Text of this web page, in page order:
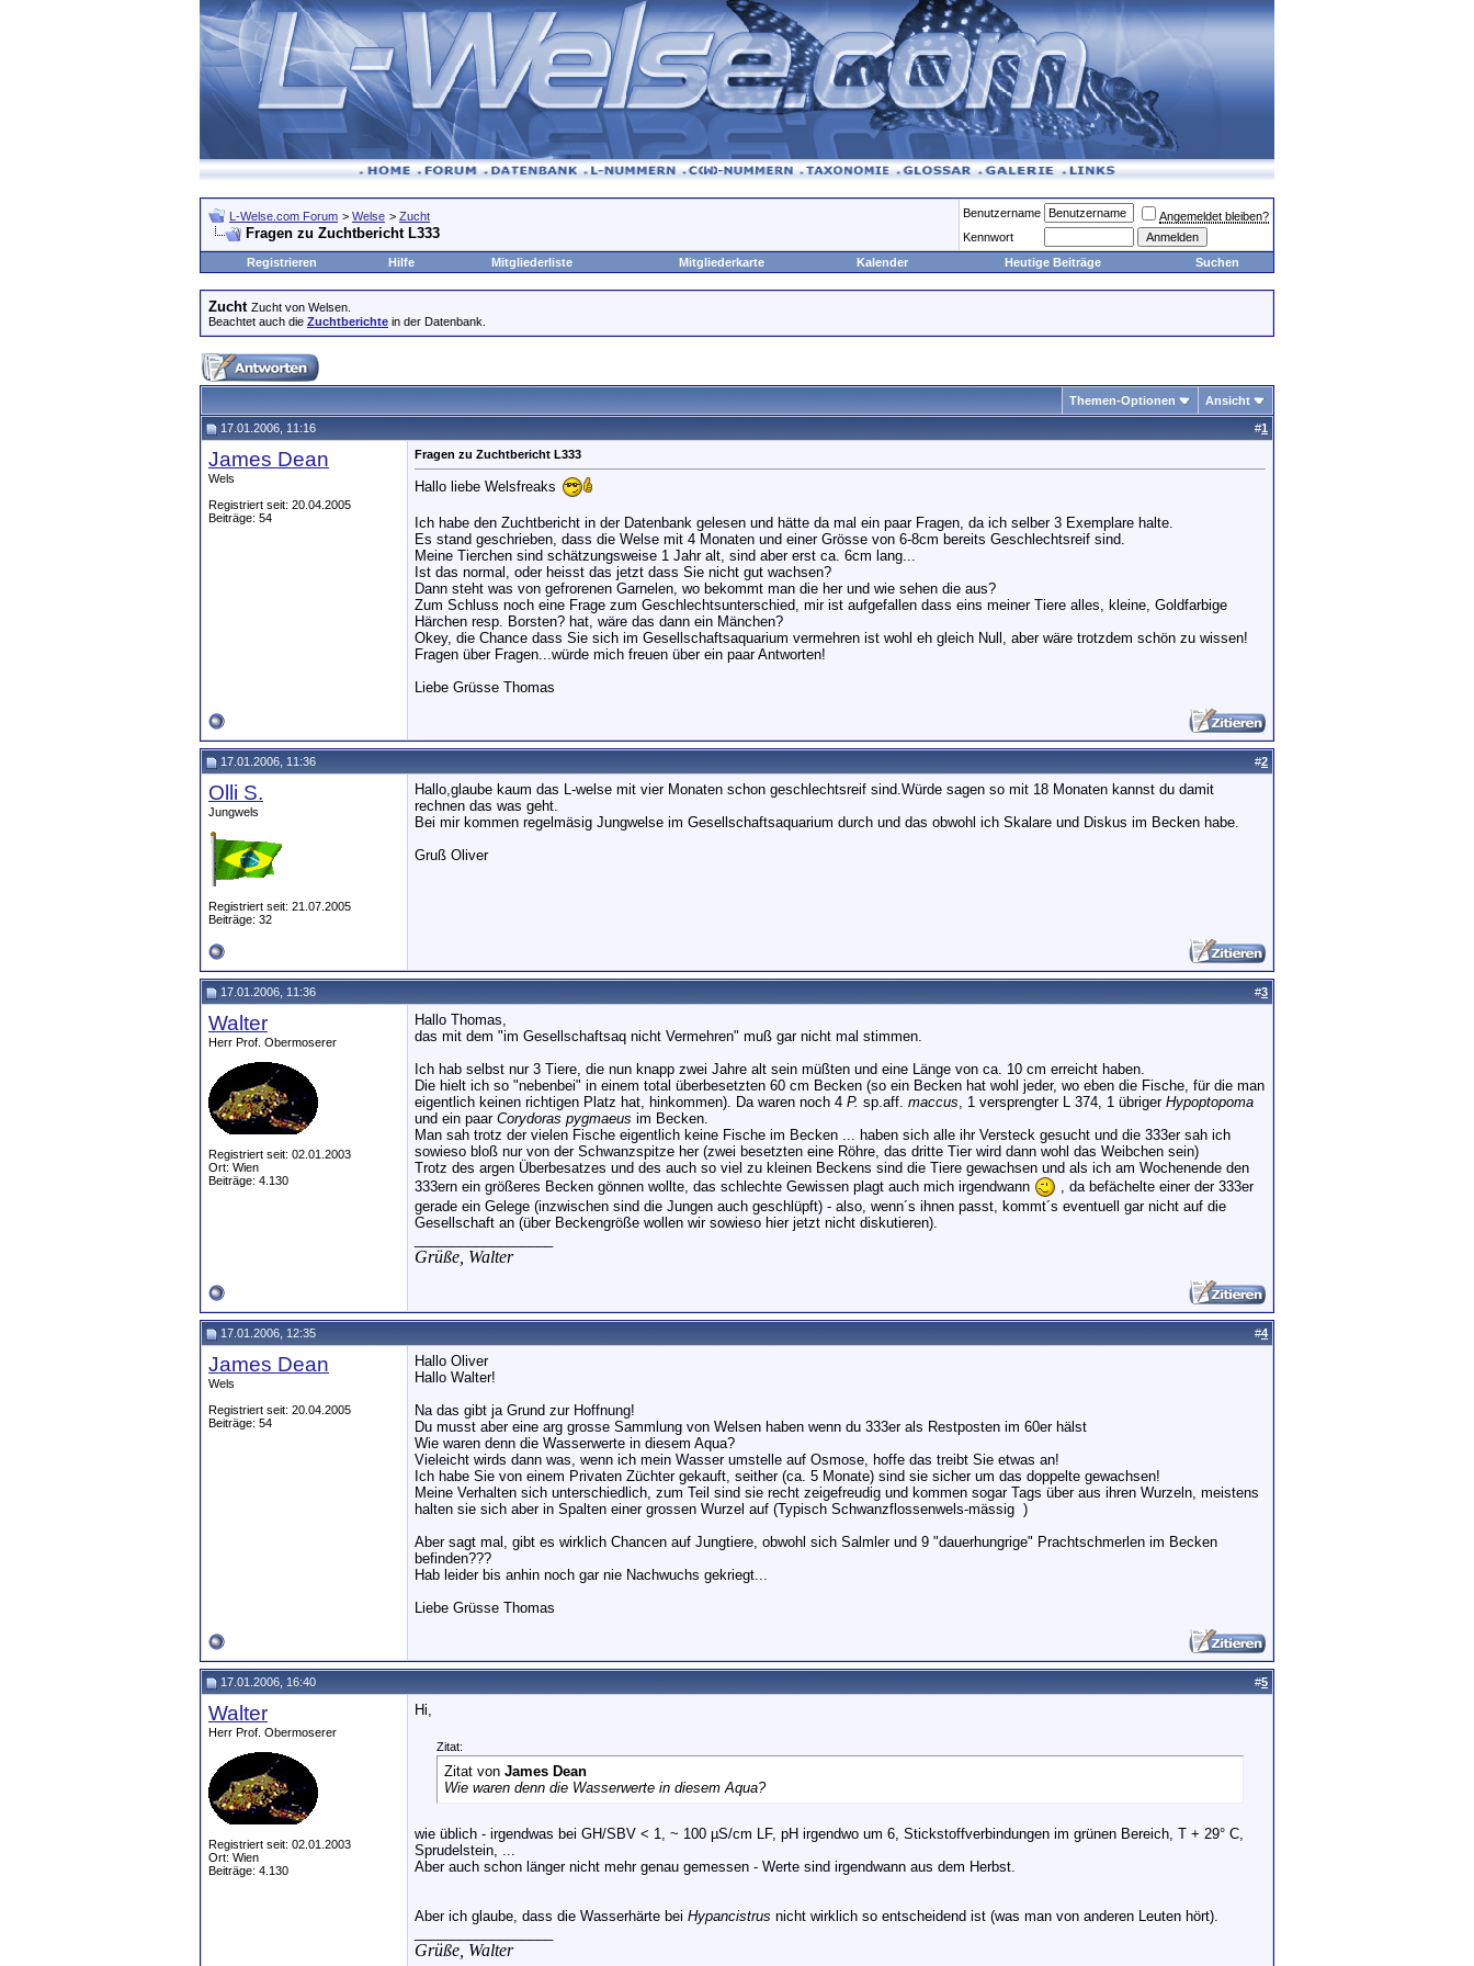
L-Welse.com Forum > Welse > Zucht
Fragen zu Zuchtbericht L333
Benutzername
Angemeldet bleiben?
Kennwort
Registrieren
Hilfe Mitgliederliste Mitgliederkarte Kalender Heutige Beiträge Suchen
Zucht Zucht von Welsen.
Beachtet auch die Zuchtberichte in der Datenbank.
Themen-Optionen Ansicht
17.01.2006, 11:16 #1
James Dean
Wels
Registriert seit: 20.04.2005
Beiträge: 54
Fragen zu Zuchtbericht L333
Hallo liebe Welsfreaks
Ich habe den Zuchtbericht in der Datenbank gelesen und hätte da mal ein paar Fragen, da ich selber 3 Exemplare halte.
Es stand geschrieben, dass die Welse mit 4 Monaten und einer Grösse von 6-8cm bereits Geschlechtsreif sind.
Meine Tierchen sind schätzungsweise 1 Jahr alt, sind aber erst ca. 6cm lang...
Ist das normal, oder heisst das jetzt dass Sie nicht gut wachsen?
Dann steht was von gefrorenen Garnelen, wo bekommt man die her und wie sehen die aus?
Zum Schluss noch eine Frage zum Geschlechtsunterschied, mir ist aufgefallen dass eins meiner Tiere alles, kleine, Goldfarbige
Härchen resp. Borsten? hat, wäre das dann ein Mänchen?
Okey, die Chance dass Sie sich im Gesellschaftsaquarium vermehren ist wohl eh gleich Null, aber wäre trotzdem schön zu wissen!
Fragen über Fragen...würde mich freuen über ein paar Antworten!
Liebe Grüsse Thomas
17.01.2006, 11:36 #2
Olli S.
Jungwels
Registriert seit: 21.07.2005
Beiträge: 32
Hallo,glaube kaum das L-welse mit vier Monaten schon geschlechtsreif sind.Würde sagen so mit 18 Monaten kannst du damit
rechnen das was geht.
Bei mir kommen regelmäsig Jungwelse im Gesellschaftsaquarium durch und das obwohl ich Skalare und Diskus im Becken habe.
Gruß Oliver
17.01.2006, 11:36 #3
Walter
Herr Prof. Obermoserer
Registriert seit: 02.01.2003
Ort: Wien
Beiträge: 4.130
Hallo Thomas,
das mit dem "im Gesellschaftsaq nicht Vermehren" muß gar nicht mal stimmen.
Ich hab selbst nur 3 Tiere, die nun knapp zwei Jahre alt sein müßten und eine Länge von ca. 10 cm erreicht haben.
Die hielt ich so "nebenbei" in einem total überbesetzten 60 cm Becken (so ein Becken hat wohl jeder, wo eben die Fische, für die man
eigentlich keinen richtigen Platz hat, hinkommen). Da waren noch 4 P. sp.aff. maccus, 1 versprengter L 374, 1 übriger Hypoptopoma
und ein paar Corydoras pygmaeus im Becken.
Man sah trotz der vielen Fische eigentlich keine Fische im Becken ... haben sich alle ihr Versteck gesucht und die 333er sah ich
sowieso bloß nur von der Schwanzspitze her (zwei besetzten eine Röhre, das dritte Tier wird dann wohl das Weibchen sein)
Trotz des argen Überbesatzes und des auch so viel zu kleinen Beckens sind die Tiere gewachsen und als ich am Wochenende den
333ern ein größeres Becken gönnen wollte, das schlechte Gewissen plagt auch mich irgendwann
, da befächelte einer der 333er
gerade ein Gelege (inzwischen sind die Jungen auch geschlüpft) - also, wenn´s ihnen passt, kommt´s eventuell gar nicht auf die
Gesellschaft an (über Beckengröße wollen wir sowieso hier jetzt nicht diskutieren).
Grüße, Walter
17.01.2006, 12:35 #4
James Dean
Wels
Registriert seit: 20.04.2005
Beiträge: 54
Hallo Oliver
Hallo Walter!
Na das gibt ja Grund zur Hoffnung!
Du musst aber eine arg grosse Sammlung von Welsen haben wenn du 333er als Restposten im 60er hälst
Wie waren denn die Wasserwerte in diesem Aqua?
Vieleicht wirds dann was, wenn ich mein Wasser umstelle auf Osmose, hoffe das treibt Sie etwas an!
Ich habe Sie von einem Privaten Züchter gekauft, seither (ca. 5 Monate) sind sie sicher um das doppelte gewachsen!
Meine Verhalten sich unterschiedlich, zum Teil sind sie recht zeigefreudig und kommen sogar Tags über aus ihren Wurzeln, meistens
halten sie sich aber in Spalten einer grossen Wurzel auf (Typisch Schwanzflossenwels-mässig )
Aber sagt mal, gibt es wirklich Chancen auf Jungtiere, obwohl sich Salmler und 9 "dauerhungrige" Prachtschmerlen im Becken
befinden???
Hab leider bis anhin noch gar nie Nachwuchs gekriegt...
Liebe Grüsse Thomas
17.01.2006, 16:40 #5
Walter
Herr Prof. Obermoserer
Registriert seit: 02.01.2003
Ort: Wien
Beiträge: 4.130
Hi,
Zitat:
Zitat von James Dean
Wie waren denn die Wasserwerte in diesem Aqua?
wie üblich - irgendwas bei GH/SBV < 1, ~ 100 µS/cm LF, pH irgendwo um 6, Stickstoffverbindungen im grünen Bereich, T + 29° C,
Sprudelstein, ...
Aber auch schon länger nicht mehr genau gemessen - Werte sind irgendwann aus dem Herbst.
Aber ich glaube, dass die Wasserhärte bei Hypancistrus nicht wirklich so entscheidend ist (was man von anderen Leuten hört).
Grüße, Walter